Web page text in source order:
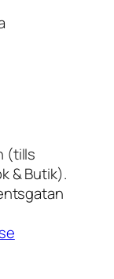
(tills
& Butik).